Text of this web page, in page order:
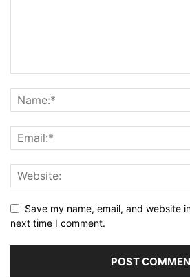
Save my name, email, and website
next time I comment.